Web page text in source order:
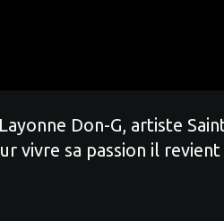
Don-G, artiste
sa passion il